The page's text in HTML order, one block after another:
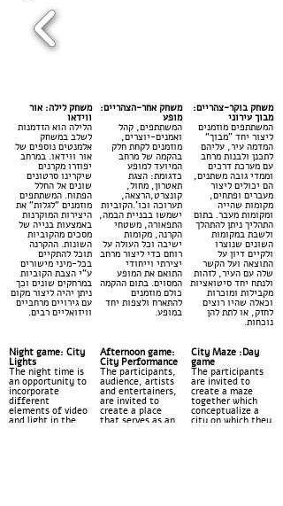
משחק בוקר-צהריים:
מבוך עירוני
המשתתפים מוזמנים
ליצור יחד ”מבוך“
המדמה עיר, עליהם
לתכנן ולבנות מרחב
עם מערכת דרכים
וממדי גובה משתנים,
הם יכולים ליצור
מעברים ופתחים,
מקומות שהייה
ומקומות מעבר. בתום
התהליך ניתן להתהלך
ולשבת במקומות
השונים שנוצרו
ולקיים דיון על
התוצאה ועל הקשר
שלה עם העיר, לזהות
ולנתח יחד סיטואציות
מקבילות ומוכרות
וכאלה שהיו רוצים
לחזק, או לתת להן
נוכחות.
משחק אחר-הצהריים:
מופע
המשתתפים, קהל
ואמנים-יוצרים,
מוזמנים לקחת חלק
בהקמה של מרחב
המיועד למופע
כדגומת: הצגת
תאטרון, מחול,
קונצרט,הרצאה,
תערוכה וכו’.הקוביות
ישמשו בבניית הבמה,
התפאורה, משטחי
הקרנה, מקומות
ישיבה וכל העולה על
רוחם כדי ליצור מרחב
יצירתי וייחודי
התואם את המופע
המסוים. בתום ההקמה
כולם מוזמנים
להתארח ולצפות יחד
במופע.
משחק לילה: אור
ווידאו
הלילה הוא הזדמנות
לשלב במשחק
אלמנטים נוספים של
אור ווידאו. במרחב
יפוזרו מקרנים
שיקרינו סרטונים
שונים אל החלל
הפתוח. המשתתפים
מוזמנים “לגלות“ את
היצירות המוקרנות
באמצעות בנייה של
מסכים מהקוביות
השונות. ההקרנה
תוכל להתקיים
בכל-מיני מישורים
ע“י הצבת הקוביות
במרחקים שונים וכך
ניתן יהיה ליצור מקום
עם גירויים מרחביים
וויזואליים רבים.
Night game: City
Lights
The night time is
an opportunity to
incorporate
different
elements of video
and light in the
Afternoon game:
City Performance
The participants,
audience, artists
and entertainers,
are invited to
create a place
that serves as an
City Maze :Day
game
The participants
are invited to
create a maze
together which
conceptualize a
city on which they